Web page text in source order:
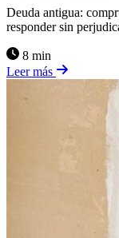
Deuda antigua:
responder sin
8 min
Leer más